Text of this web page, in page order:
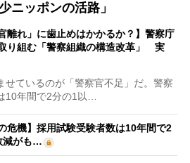
ニッポンの活路」
離れ」に歯止めはかかるか？】警察庁
り組む「警察組織の構造改革」 実
ているのが「警察官不足」だ。警察
10年間で2分の1以…
危機】採用試験受験者数は10年間で2
減がも…